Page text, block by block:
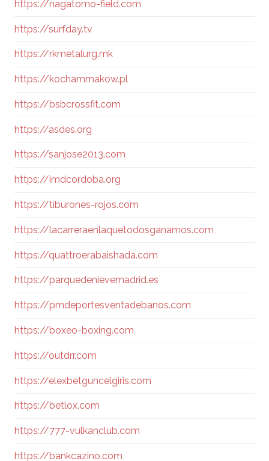
https://nagatomo-field.com
https://surfday.tv
https://rkmetalurg.mk
https://kochammakow.pl
https://bsbcrossfit.com
https://asdes.org
https://sanjose2013.com
https://imdcordoba.org
https://tiburones-rojos.com
https://lacarreraenlaquetodosganamos.com
https://quattroerabaishada.com
https://parquedenievemadrid.es
https://pmdeportesventadebanos.com
https://boxeo-boxing.com
https://outdrr.com
https://elexbetguncelgiris.com
https://betlox.com
https://777-vulkanclub.com
https://bankcazino.com